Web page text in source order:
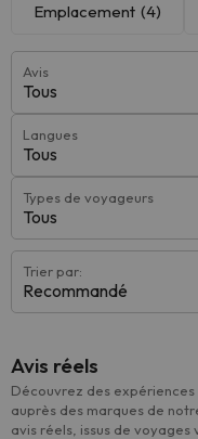
Emplacement (4)
Avis
Tous
Langues
Tous
Types de voyageurs
Tous
Trier par:
Recommandé
Avis réels
Découvrez des
auprès des marques de
avis réels, issus de voyages